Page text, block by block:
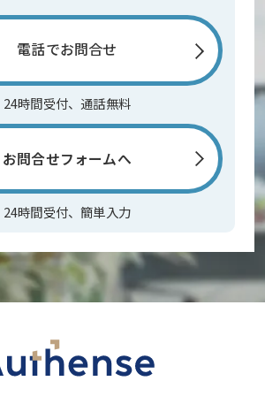
電話でお問合せ
24時間受付、通話無料
お問合せフォームへ
24時間受付、簡単入力